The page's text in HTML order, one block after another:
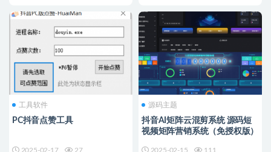
工具软件
PC抖音点赞工具
2025-02-17 27
源码主题
抖音AI矩阵云混剪系统 源码短
视频矩阵营销系统（免授权版）
2025-02-15 111